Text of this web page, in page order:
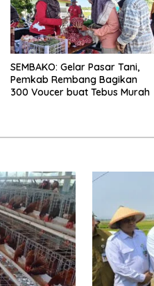
SEMBAKO: Gelar Pasar Tani,
Pemkab Rembang Bagikan
300 Voucer buat Tebus Murah